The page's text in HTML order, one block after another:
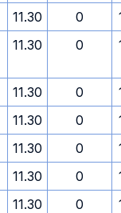
11.30 0
11.30 0
11.30 0
11.30 0
11.30 0
11.30 0
11.30 0